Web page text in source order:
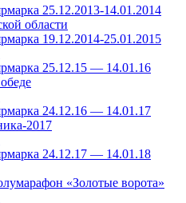
25.12.2013-14.01.2014
области
19.12.2014-25.01.2015
25.12.15 — 14.01.16
24.12.16 — 14.01.17
2017
24.12.17 — 14.01.18
«Золотые ворота»